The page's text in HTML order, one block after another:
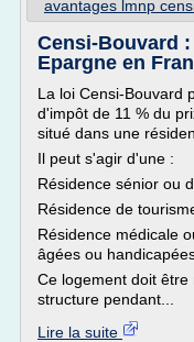
avantages lmnp
Censi-Bouvard
Epargne en
La loi Censi-Bouvard
d'impôt de 11 % du
situé dans une
Il peut s'agir d'une :
Résidence sénior ou
Résidence de
Résidence médicale
âgées ou
Ce logement doit
structure pendant...
Lire la suite